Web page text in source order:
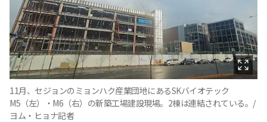
11月、セジョンのミョンハク産業団地にあるSKバイオテック
M5（左）・M6（右）の新築工場建設現場。2棟は連結されている。/
ヨム・ヒョナ記者